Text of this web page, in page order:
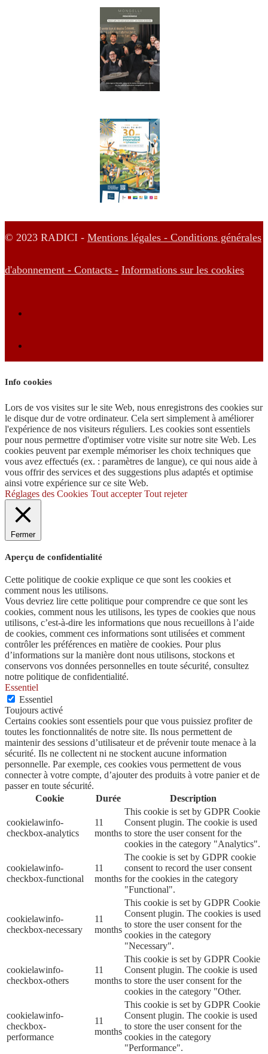
© 2023 RADICI - Mentions légales - Conditions générales
d'abonnement - Contacts - Informations sur les cookies
Info cookies
Lors de vos visites sur le site Web, nous enregistrons des cookies sur
le disque dur de votre ordinateur. Cela sert simplement à améliorer
l'expérience de nos visiteurs réguliers. Les cookies sont essentiels
pour nous permettre d'optimiser votre visite sur notre site Web. Les
cookies peuvent par exemple mémoriser les choix techniques que
vous avez effectués (ex. : paramètres de langue), ce qui nous aide à
vous offrir des services et des suggestions plus adaptés et optimise
ainsi votre expérience sur ce site Web.
Réglages des Cookies Tout accepter Tout rejeter
Fermer
Aperçu de confidentialité
Cette politique de cookie explique ce que sont les cookies et
comment nous les utilisons.
Vous devriez lire cette politique pour comprendre ce que sont les
cookies, comment nous les utilisons, les types de cookies que nous
utilisons, c’est-à-dire les informations que nous recueillons à l’aide
de cookies, comment ces informations sont utilisées et comment
contrôler les préférences en matière de cookies. Pour plus
d’informations sur la manière dont nous utilisons, stockons et
conservons vos données personnelles en toute sécurité, consultez
notre politique de confidentialité.
Essentiel
Essentiel
Toujours activé
Certains cookies sont essentiels pour que vous puissiez profiter de
toutes les fonctionnalités de notre site. Ils nous permettent de
maintenir des sessions d’utilisateur et de prévenir toute menace à la
sécurité. Ils ne collectent ni ne stockent aucune information
personnelle. Par exemple, ces cookies vous permettent de vous
connecter à votre compte, d’ajouter des produits à votre panier et de
passer en toute sécurité.
Cookie
Durée Description
cookielawinfo-
checkbox-analytics
11
months
This cookie is set by GDPR Cookie
Consent plugin. The cookie is used
to store the user consent for the
cookies in the category "Analytics".
cookielawinfo-
checkbox-functional
11
months
The cookie is set by GDPR cookie
consent to record the user consent
for the cookies in the category
"Functional".
cookielawinfo-
checkbox-necessary
11
months
This cookie is set by GDPR Cookie
Consent plugin. The cookies is used
to store the user consent for the
cookies in the category
"Necessary".
cookielawinfo-
checkbox-others
11
months
This cookie is set by GDPR Cookie
Consent plugin. The cookie is used
to store the user consent for the
cookies in the category "Other.
cookielawinfo-
checkbox-
performance
11
months
This cookie is set by GDPR Cookie
Consent plugin. The cookie is used
to store the user consent for the
cookies in the category
"Performance".